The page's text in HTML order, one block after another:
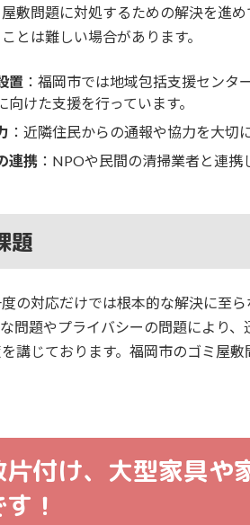
敷問題に対処するための解決を進
とは難しい場合があります。
置 ：福岡市では地域包括支援センタ
向けた支援を行っています。
：近隣住民からの通報や協力を大切
連携 ：NPOや民間の清掃業者と連携
題
の対応だけでは根本的な解決に至
問題やプライバシーの問題により
講じております。福岡市のゴミ屋
片付け、大型家具や
！